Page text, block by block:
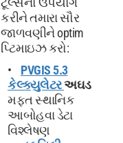
કરીને તમારા સૌર
જાળવણીને optim
પ્ટિમાઇઝ કરો:
PVGIS 5.3
કેલ્ક્યુલેટરઅઘડ
મફત સ્થાનિક
આબોહવા ડેટા
વિશ્લેષણ